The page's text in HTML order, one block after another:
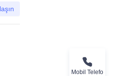
Mobil Telefo